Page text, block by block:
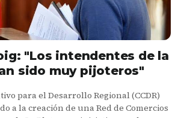
"Los intendentes de la
sido muy pijoteros"
para el Desarrollo Regional (CCDR)
a la creación de una Red de Comercios